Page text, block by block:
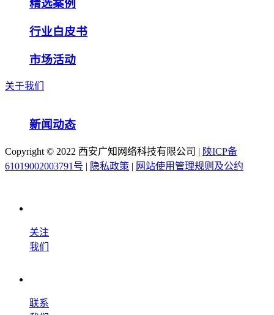
精选案例
行业白皮书
市场活动
关于我们
新闻动态
Copyright ©️ 2022 西安广知网络科技有限公司 | 陕ICP备
61019002003791号 | 隐私政策 | 网站使用管理规则及公约
关注
我们
联系